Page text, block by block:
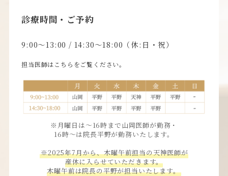
診療時間・ご予約
9:00〜13:00 / 14:30〜18:00（休:日・祝）
担当医師はこちらをご覧ください。
※月曜日は〜16時まで山岡医師が勤務・
16時〜は院長平野が勤務いたします。
※2025年7月から、木曜午前担当の天神医師が
産休に入らせていただきます。
木曜午前は院長の平野が担当いたします。